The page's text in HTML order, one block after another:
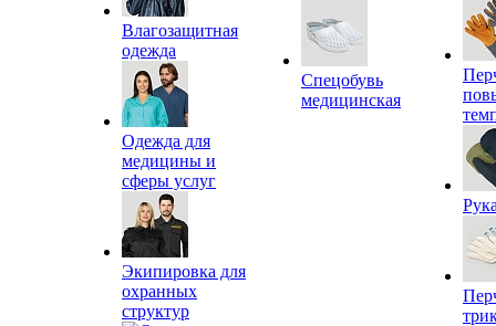
Влагозащитная
одежда
Одежда для
медицины и
сферы услуг
Экипировка для
охранных
структур
Спецобувь
медицинская